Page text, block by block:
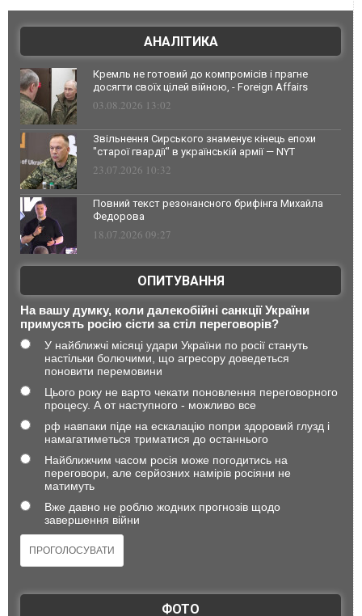
АНАЛІТИКА
Кремль не готовий до компромісів і прагне
досягти своїх цілей війною, - Foreign Affairs
03.08.2026 13:02
Звільнення Сирського знаменує кінець епохи
"старої гвардії" в українській армії — NYT
23.07.2026 10:32
Повний текст резонансного брифінга Михайла
Федорова
18.07.2026 09:27
ОПИТУВАННЯ
На вашу думку, коли далекобійні санкції України
примусять росію сісти за стіл переговорів?
У найближчі місяці удари України по росії стануть
настільки болючими, що агресору доведеться
поновити перемовини
Цього року не варто чекати поновлення переговорного
процесу. А от наступного - можливо все
рф навпаки піде на ескалацію попри здоровий глузд і
намагатиметься триматися до останнього
Найближчим часом росія може погодитись на
переговори, але серйозних намірів росіяни не
матимуть
Вже давно не роблю жодних прогнозів щодо
завершення війни
ФОТО